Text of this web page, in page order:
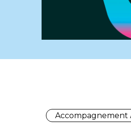
Accompagnement